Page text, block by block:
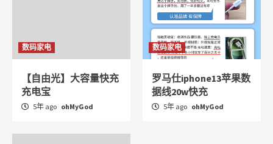
数码家电
【自由光】大容量快充
充电宝
5年 ago ohMyGod
数码家电
罗马仕iphone13苹果数
据线20w快充
5年 ago ohMyGod